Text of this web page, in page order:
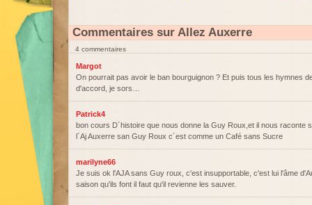
Commentaires sur Allez Auxerre
4 commentaires
Margot
On pourrait pas avoir le ban bourguignon ? Et puis tous les hymnes
d'accord, je sors…
Patrick4
bon cours D´histoire que nous donne la Guy Roux,et il nous raconte
l´Aj Auxerre san Guy Roux c´est comme un Café sans Sucre
marilyne66
Je suis ok l'AJA sans Guy roux, c'est insupportable, c'est lui l'âme
saison qu'ils font il faut qu'il revienne les sauver.